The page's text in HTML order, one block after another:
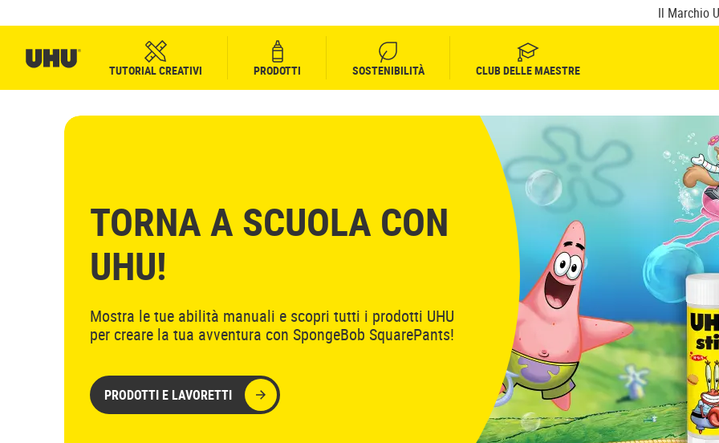
Il Marchio
TUTORIAL CREATIVI PRODOTTI SOSTENIBILITÀ CLUB DELLE MAESTRE
TORNA A SCUOLA CON
UHU!
Mostra le tue abilità manuali e scopri tutti i prodotti UHU
per creare la tua avventura con SpongeBob SquarePants!
PRODOTTI E LAVORETTI